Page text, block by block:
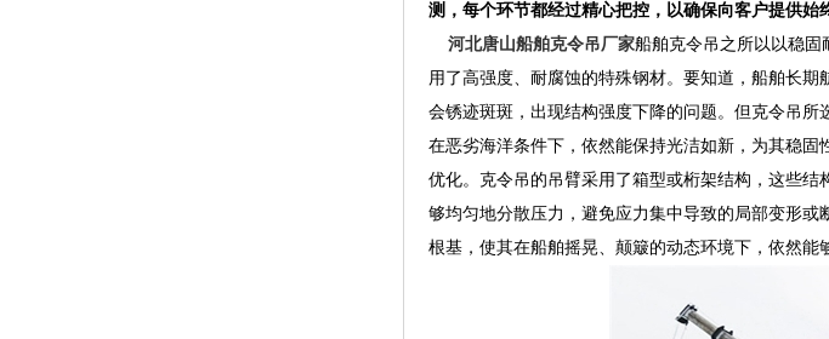
测，每个环节都经过精心把控，以确保向客户提供始
河北唐山船舶克令吊厂家船舶克令吊之所以以稳固
用了高强度、耐腐蚀的特殊钢材。要知道，船舶长
会锈迹斑斑，出现结构强度下降的问题。但克令吊
在恶劣海洋条件下，依然能保持光洁如新，为其稳
优化。克令吊的吊臂采用了箱型或桁架结构，这些
够均匀地分散压力，避免应力集中导致的局部变形
根基，使其在船舶摇晃、颠簸的动态环境下，依然能